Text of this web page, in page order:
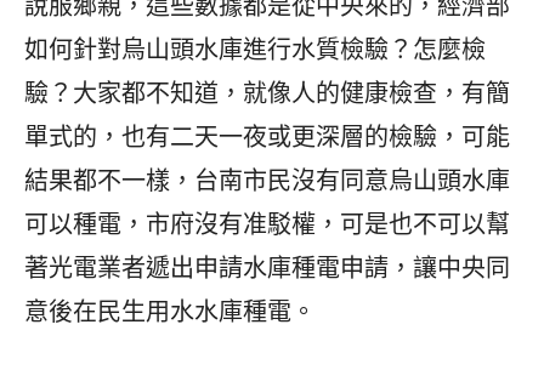
如何針對烏山頭水庫進行水質檢驗？怎麼檢
驗？大家都不知道，就像人的健康檢查，有簡
單式的，也有二天一夜或更深層的檢驗，可能
結果都不一樣，台南市民沒有同意烏山頭水庫
可以種電，市府沒有准駁權，可是也不可以幫
著光電業者遞出申請水庫種電申請，讓中央同
意後在民生用水水庫種電。